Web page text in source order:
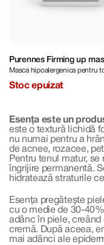
Purennes Firming up
brightening anti-wrinkle
Masca hipoalergenica pentru
Stoc epuizat
Esența este un
este o textură lichidă
nu numai pentru a
de acnee, rozacee,
Pentru tenul matur,
îngrijire permanentă.
hidratează straturile
Esența pregătește
cu o medie de 30-
adânc în piele,
cremă. După aceea,
mai adânci ale